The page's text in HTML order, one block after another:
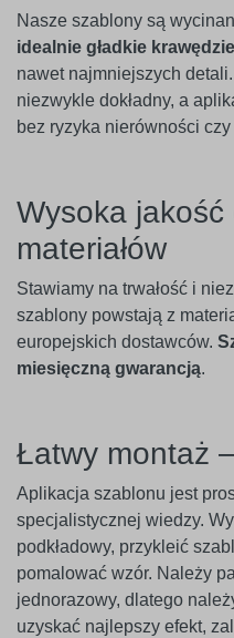
Nasze szablony są
idealnie gładkie krawędzie
nawet najmniejszych
niezwykle dokładny, a
bez ryzyka nierówności
Wysoka jakość
materiałów
Stawiamy na trwałość i
szablony powstają z
europejskich dostawców.
miesięczną gwarancją.
Łatwy montaż
Aplikacja szablonu jest
specjalistycznej wiedzy.
podkładowy, przykleić
pomalować wzór. Należy
jednorazowy, dlatego
uzyskać najlepszy efekt,